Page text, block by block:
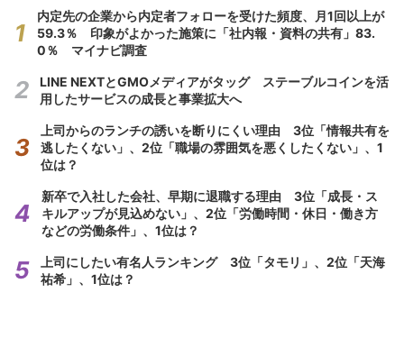
内定先の企業から内定者フォローを受けた頻度、月1回以上が
59.3％ 印象がよかった施策に「社内報・資料の共有」83.
0％ マイナビ調査
LINE NEXTとGMOメディアがタッグ ステーブルコインを活
用したサービスの成長と事業拡大へ
上司からのランチの誘いを断りにくい理由 3位「情報共有を
逃したくない」、2位「職場の雰囲気を悪くしたくない」、1
位は？
新卒で入社した会社、早期に退職する理由 3位「成長・ス
キルアップが見込めない」、2位「労働時間・休日・働き方
などの労働条件」、1位は？
上司にしたい有名人ランキング 3位「タモリ」、2位「天海
祐希」、1位は？